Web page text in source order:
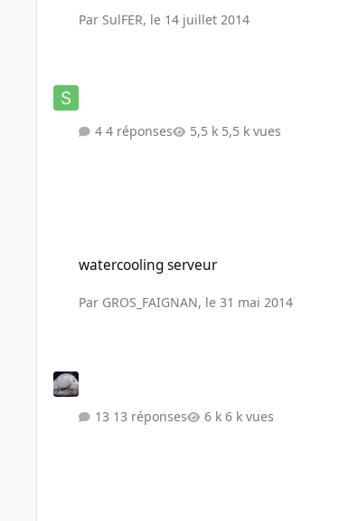
Par SulFER, le 14 juillet 2014
4 réponses 5,5 k vues
watercooling serveur
Par GROS_FAIGNAN, le 31 mai 2014
13 réponses 6 k vues